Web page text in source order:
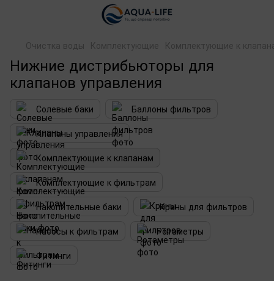
Очистка воды Комплектующие Комплектующие к
Нижние дистрибьюторы для
клапанов управления
Солевые баки
Баллоны фильтров
Клапаны управления
Комплектующие к клапанам
Комплектующие к фильтрам
Накопительные баки
Краны для фильтров
Насосы к фильтрам
Ротаметры
Фитинги